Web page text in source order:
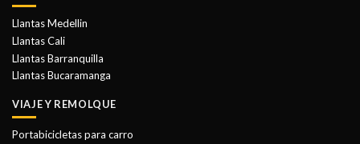
Llantas Medellin
Llantas Cali
Llantas Barranquilla
Llantas Bucaramanga
VIAJE Y REMOLQUE
Portabicicletas para carro